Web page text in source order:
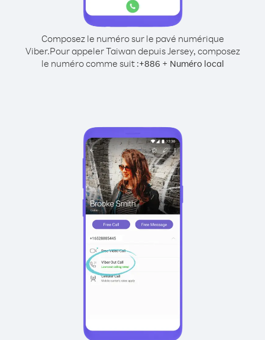
Composez le numéro sur le pavé numérique
Viber.Pour appeler Taiwan depuis Jersey, composez
le numéro comme suit :+886 + Numéro local